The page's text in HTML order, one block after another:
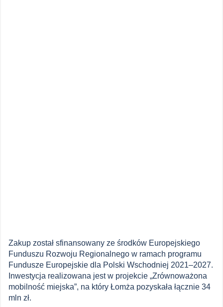
Zakup został sfinansowany ze środków Europejskiego
Funduszu Rozwoju Regionalnego w ramach programu
Fundusze Europejskie dla Polski Wschodniej 2021–2027.
Inwestycja realizowana jest w projekcie „Zrównoważona
mobilność miejska”, na który Łomża pozyskała łącznie 34
mln zł.